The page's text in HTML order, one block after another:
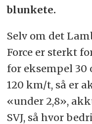
blunkete.
Selv om det
Force er sterkt
for eksempel 30
120 km/t, så er
«under 2,8»,
SVJ, så hvor